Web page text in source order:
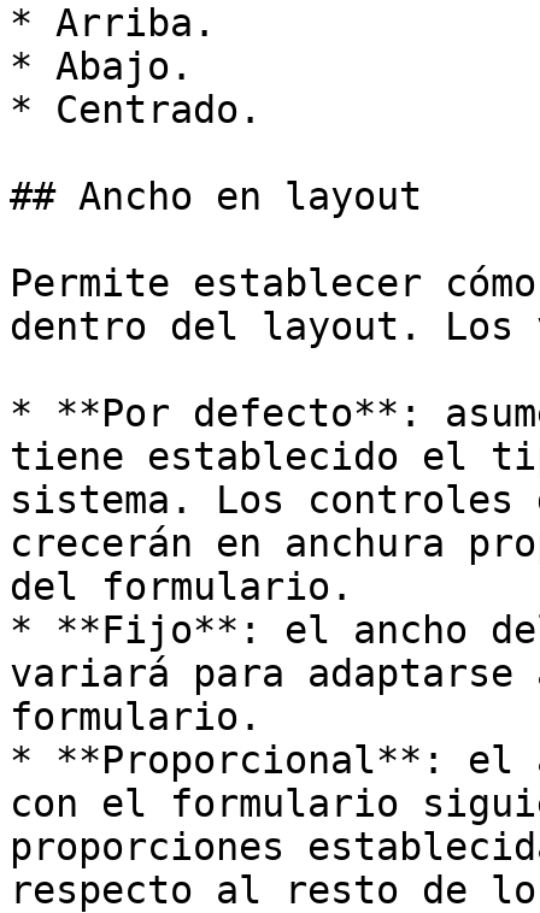
* Arriba.
* Abajo.
* Centrado.
## Ancho en layout
Permite establecer
dentro del layout. Los
* **Por defecto**:
tiene establecido el
sistema. Los
crecerán en anchura
del formulario.
* **Fijo**: el ancho
variará para
formulario.
* **Proporcional**: el
con el formulario
proporciones
respecto al resto de